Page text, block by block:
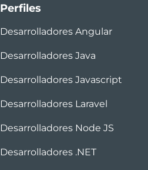
Perfiles
Desarrolladores Angular
Desarrolladores Java
Desarrolladores Javascript
Desarrolladores Laravel
Desarrolladores Node JS
Desarrolladores .NET